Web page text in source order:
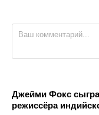
Джейми Фокс
режиссёра